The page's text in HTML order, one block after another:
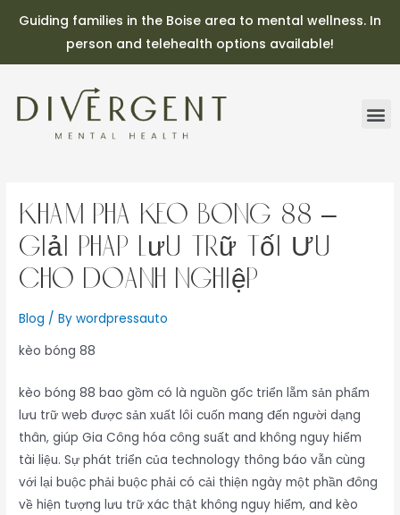
Guiding families in the Boise area to mental wellness. In
person and telehealth options available!
Khám Phá kèo bóng 88 –
Giải Pháp Lưu Trữ Tối Ưu
Cho Doanh Nghiệp
Blog / Bywordpressauto
kèo bóng 88
kèo bóng 88 bao gồm có là nguồn gốc triển lẵm sản phẩm
lưu trữ web được sản xuất lôi cuốn mang đến người dạng
thân, giúp Gia Công hóa công suất and không nguy hiểm
tài liệu. Sự phát triển của technology thông báo vẫn cùng
với lại buộc phải buộc phải có cải thiện ngày một phần đông
về hiện tượng lưu trữ xác thật không nguy hiểm, and kèo